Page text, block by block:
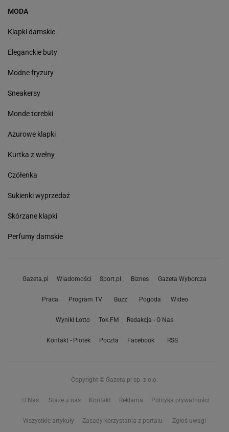
MODA
Klapki damskie
Eleganckie buty
Modne fryzury
Sneakersy
Monde torebki
Ażurowe klapki
Kurtka z wełny
Czółenka
Sukienki wyprzedaż
Skórzane klapki
Perfumy damskie
Gazeta.pl Wiadomości Sport.pl Biznes Gazeta Wyborcza
Praca Program TV Buzz Pogoda Wideo
Wyniki Lotto Tok.FM Redakcja - O Nas
Kontakt - Plotek Poczta Facebook RSS
Copyright © Gazeta.pl sp. z o.o.
O Nas Staże u nas Kontakt Reklama Polityka prywatności
Wszystkie artykuły Zasady korzystania z portalu Zgłoś uwagi